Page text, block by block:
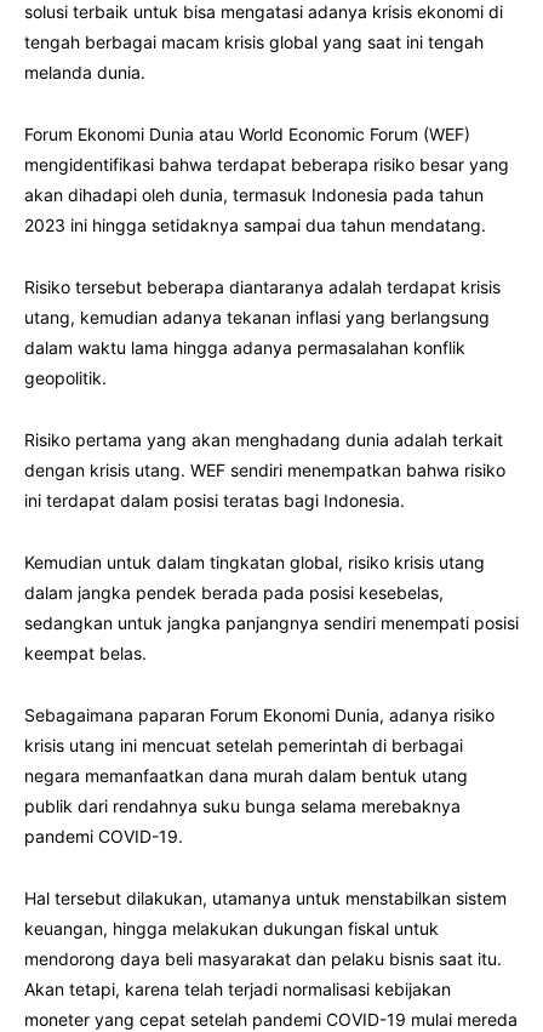
solusi terbaik untuk bisa mengatasi adanya krisis ekonomi di
tengah berbagai macam krisis global yang saat ini tengah
melanda dunia.
Forum Ekonomi Dunia atau World Economic Forum (WEF)
mengidentifikasi bahwa terdapat beberapa risiko besar yang
akan dihadapi oleh dunia, termasuk Indonesia pada tahun
2023 ini hingga setidaknya sampai dua tahun mendatang.
Risiko tersebut beberapa diantaranya adalah terdapat krisis
utang, kemudian adanya tekanan inflasi yang berlangsung
dalam waktu lama hingga adanya permasalahan konflik
geopolitik.
Risiko pertama yang akan menghadang dunia adalah terkait
dengan krisis utang. WEF sendiri menempatkan bahwa risiko
ini terdapat dalam posisi teratas bagi Indonesia.
Kemudian untuk dalam tingkatan global, risiko krisis utang
dalam jangka pendek berada pada posisi kesebelas,
sedangkan untuk jangka panjangnya sendiri menempati posisi
keempat belas.
Sebagaimana paparan Forum Ekonomi Dunia, adanya risiko
krisis utang ini mencuat setelah pemerintah di berbagai
negara memanfaatkan dana murah dalam bentuk utang
publik dari rendahnya suku bunga selama merebaknya
pandemi COVID-19.
Hal tersebut dilakukan, utamanya untuk menstabilkan sistem
keuangan, hingga melakukan dukungan fiskal untuk
mendorong daya beli masyarakat dan pelaku bisnis saat itu.
Akan tetapi, karena telah terjadi normalisasi kebijakan
moneter yang cepat setelah pandemi COVID-19 mulai mereda